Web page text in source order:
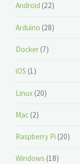
Android (22)
Arduino (28)
Docker(7)
iOS (1)
Linux(20)
Mac(2)
Raspberry Pi (20)
Windows (18)